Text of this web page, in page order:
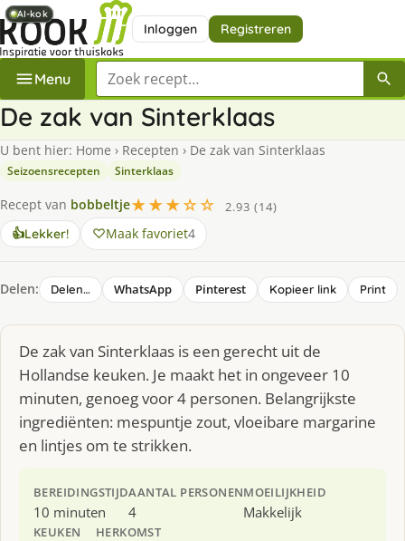
Inloggen Registreren
Menu Zoek een recept
De zak van Sinterklaas
U bent hier: Home › Recepten › De zak van Sinterklaas
Seizoensrecepten Sinterklaas
Recept van bobbeltje★★★☆☆
2.93 (14)
👍Lekker! Maak favoriet4
Delen: Delen… WhatsApp Pinterest Kopieer link Print
De zak van Sinterklaas is een gerecht uit de
Hollandse keuken. Je maakt het in ongeveer 10
minuten, genoeg voor 4 personen. Belangrijkste
ingrediënten: mespuntje zout, vloeibare margarine
en lintjes om te strikken.
BEREIDINGSTIJD
10 minuten
AANTAL PERSONEN
4
MOEILIJKHEID
Makkelijk
KEUKEN HERKOMST
AI-kok
AI-kok
AI-kok